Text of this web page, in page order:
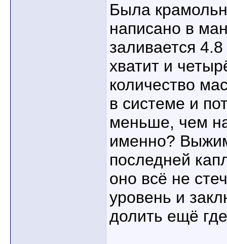
Была
написано в
заливается
хватит и
количество
в системе и
меньше, чем
именно?
последней
оно всё не
уровень и
долить ещё